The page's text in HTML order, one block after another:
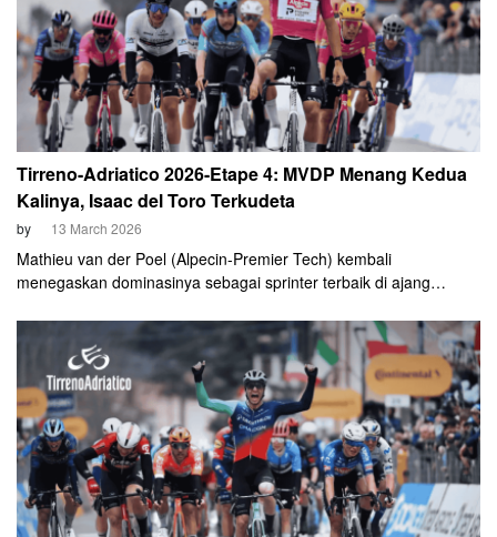
Tirreno-Adriatico 2026-Etape 4: MVDP Menang Kedua
Kalinya, Isaac del Toro Terkudeta
by 13 March 2026
Mathieu van der Poel (Alpecin-Premier Tech) kembali
menegaskan dominasinya sebagai sprinter terbaik di ajang
mengamankan kemenangan etape keduanya dalam balapan ini
setelah memenangi adu cepat pada etape 4 yang berakhir di
pesisir Martinsicuro, Kamis, 12 Maret 2026.